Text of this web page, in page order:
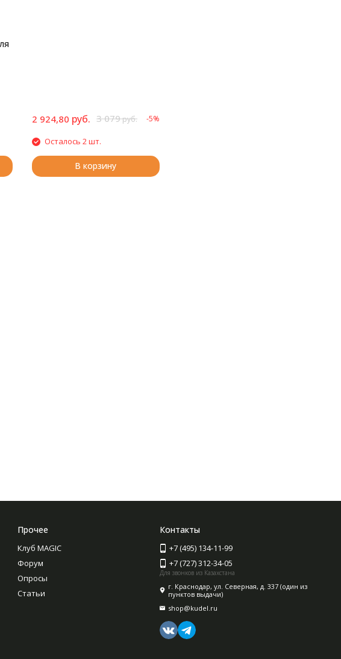
2 924,80 руб. 3 079руб. -5%
Осталось 2 шт.
В корзину
Прочее
Клуб MAGIC
Форум
Опросы
Статьи
Контакты
+7 (495) 134-11-99
+7 (727) 312-34-05
Для звонков из Казахстана
г. Краснодар, ул. Северная, д. 337 (один из
пунктов выдачи)
shop@kudel.ru